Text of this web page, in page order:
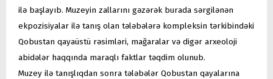
ilə başlayıb. Muzeyin zallarını gəzərək burada sərgilənən
ekpozisiyalar ilə tanış olan tələbələrə kompleksin tərkibindəki
Qobustan qayaüstü rəsimləri, mağaralar və digər arxeoloji
abidələr haqqında maraqlı faktlar təqdim olunub.
Muzey ilə tanışlıqdan sonra tələbələr Qobustan qayalarına